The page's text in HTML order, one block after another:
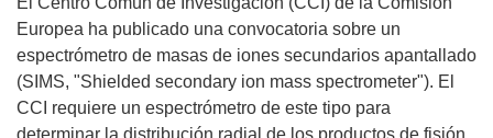
Europea ha publicado una convocatoria sobre un
espectrómetro de masas de iones secundarios apantallado
(SIMS, "Shielded secondary ion mass spectrometer"). El
CCI requiere un espectrómetro de este tipo para
determinar la distribución radial de los productos de fisión